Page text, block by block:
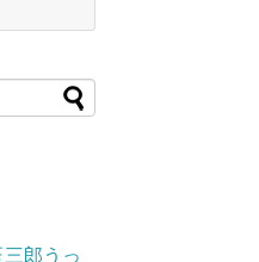
三郎うっ